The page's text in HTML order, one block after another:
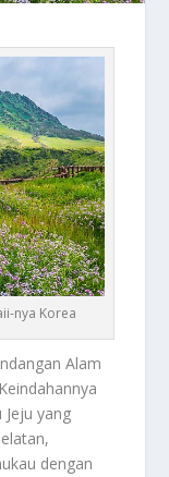
nya Korea
Alam
Jeju yang
dengan